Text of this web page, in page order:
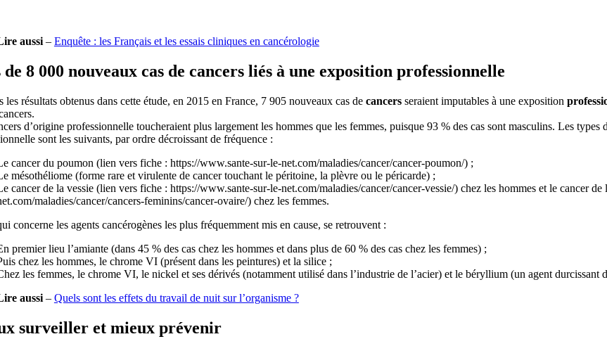
aussi– Enquête : les Français et les essais cliniques en cancérologie
de 8 000 nouveaux cas de cancers liés à une exposition professionnelle
les résultats obtenus dans cette étude, en 2015 en France, 7 905 nouveaux cas de cancers seraient imputables à une exposition
d’origine professionnelle toucheraient plus largement les hommes que les femmes, puisque 93 % des cas sont masculins. Les
sont les suivants, par ordre décroissant de fréquence :
cancer du poumon (lien vers fiche : https://www.sante-sur-le-net.com/maladies/cancer/cancer-poumon/) ;
mésothéliome (forme rare et virulente de cancer touchant le péritoine, la plèvre ou le péricarde) ;
cancer de la vessie (lien vers fiche : https://www.sante-sur-le-net.com/maladies/cancer/cancer-vessie/) chez les hommes et le cancer
maladies/cancer/cancers-feminins/cancer-ovaire/) chez les femmes.
concerne les agents cancérogènes les plus fréquemment mis en cause, se retrouvent :
premier lieu l’amiante (dans 45 % des cas chez les hommes et dans plus de 60 % des cas chez les femmes) ;
chez les hommes, le chrome VI (présent dans les peintures) et la silice ;
les femmes, le chrome VI, le nickel et ses dérivés (notamment utilisé dans l’industrie de l’acier) et le béryllium (un agent durcissant
aussi– Quels sont les effets du travail de nuit sur l’organisme ?
surveiller et mieux prévenir